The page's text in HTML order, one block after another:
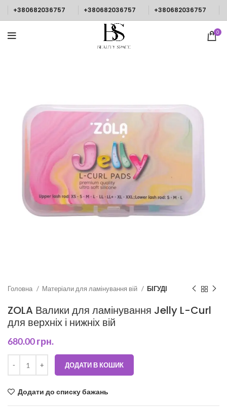
+380682036757 +380682036757 +380682036757
0
Головна Матеріали для ламінування вій БІГУДІ
ZOLA Валики для ламінування Jelly L-Curl
для верхніх і нижніх вій
680.00грн.
ДОДАТИ В КОШИК
Додати до списку бажань